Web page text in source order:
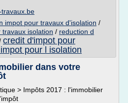
travaux.be
impot pour travaux d'isolation /
isolation / reduction d
credit d'impot pour
pour l isolation
dans votre
> Impôts 2017 : l'immobilier